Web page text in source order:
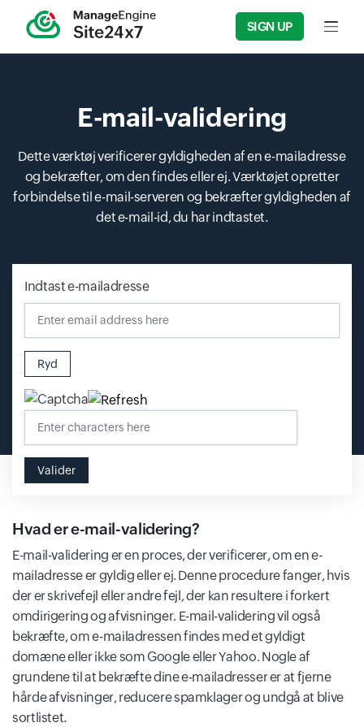
SIGN UP Input
E-mail-validering
Dette værktøj verificerer gyldigheden af en e-mailadresse
og bekræfter, om den findes eller ej. Værktøjet opretter
forbindelse til e-mail-serveren og bekræfter gyldigheden af
det e-mail-id, du har indtastet.
Indtast e-mailadresse
Ryd
Enter characters here
Input field
Valider
Hvad er e-mail-validering?
E-mail-validering er en proces, der verificerer, om en e-
mailadresse er gyldig eller ej. Denne procedure fanger, hvis
der er skrivefejl eller andre fejl, der kan resultere i forkert
omdirigering og afvisninger. E-mail-validering vil også
bekræfte, om e-mailadressen findes med et gyldigt
domæne eller ikke som Google eller Yahoo. Nogle af
grundene til at bekræfte dine e-mailadresser er at fjerne
hårde afvisninger, reducere spamklager og undgå at blive
sortlistet.